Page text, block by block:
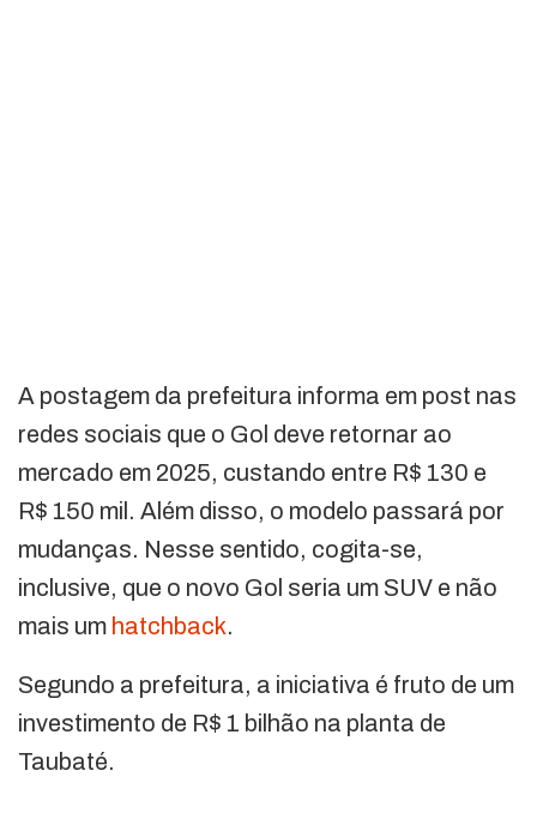
A postagem da prefeitura informa em post nas
redes sociais que o Gol deve retornar ao
mercado em 2025, custando entre R$ 130 e
R$ 150 mil. Além disso, o modelo passará por
mudanças. Nesse sentido, cogita-se,
inclusive, que o novo Gol seria um SUV e não
mais um hatchback.
Segundo a prefeitura, a iniciativa é fruto de um
investimento de R$ 1 bilhão na planta de
Taubaté.